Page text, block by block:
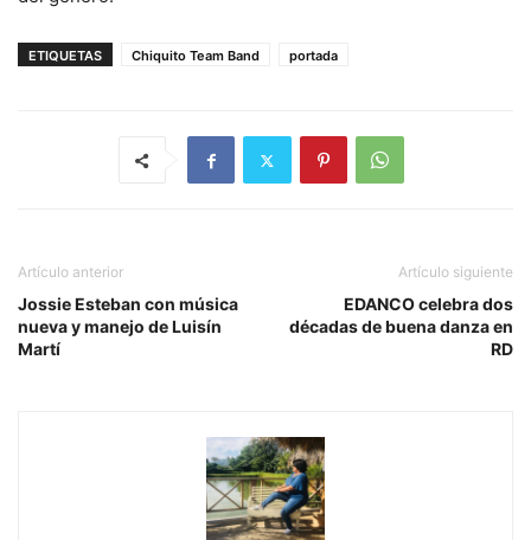
ETIQUETAS Chiquito Team Band portada
Artículo anterior
Jossie Esteban con música
nueva y manejo de Luisín
Martí
Artículo siguiente
EDANCO celebra dos
décadas de buena danza en
RD